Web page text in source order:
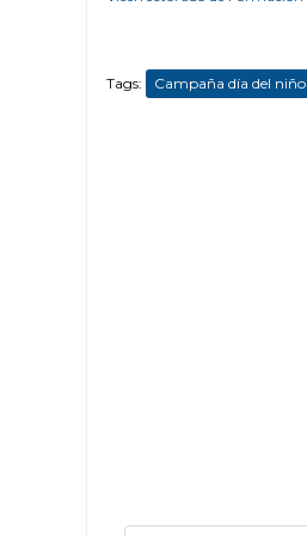
Tags: Campaña día del niño